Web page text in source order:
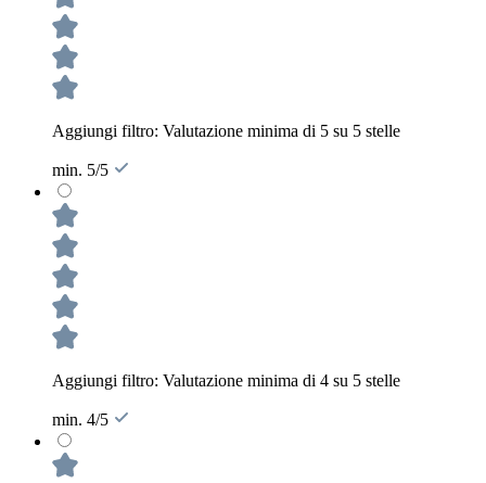
Aggiungi filtro: Valutazione minima di 5 su 5 stelle
min. 5/5
Aggiungi filtro: Valutazione minima di 4 su 5 stelle
min. 4/5